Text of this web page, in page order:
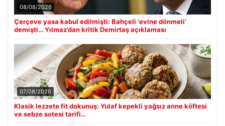
08/08/2026
Çerçeve yasa kabul edilmişti: Bahçeli ‘evine dönmeli’
demişti… Yılmaz’dan kritik Demirtaş açıklaması
07/08/2026
Klasik lezzete fit dokunuş: Yulaf kepekli yağsız anne köftesi
ve sebze sotesi tarifi…